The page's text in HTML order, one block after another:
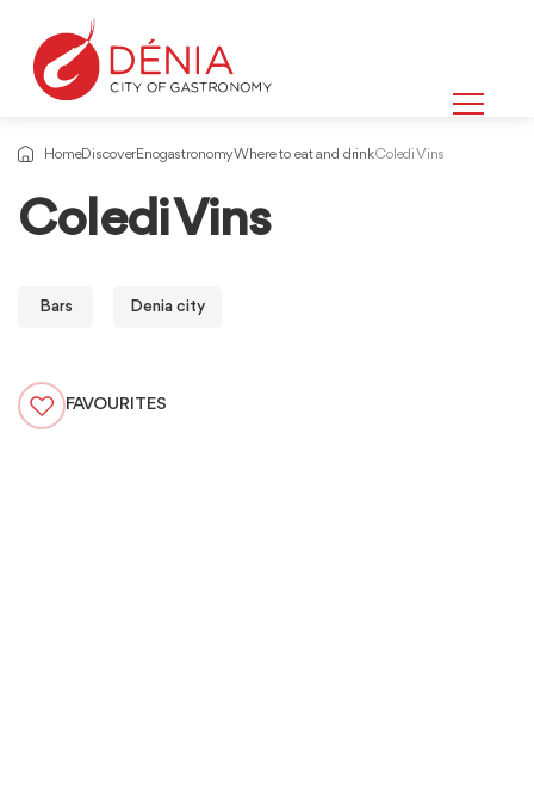
HomeDiscoverEnogastronomyWhere to eat and drinkColedi Vins
Coledi Vins
Bars Denia city
FAVOURITES